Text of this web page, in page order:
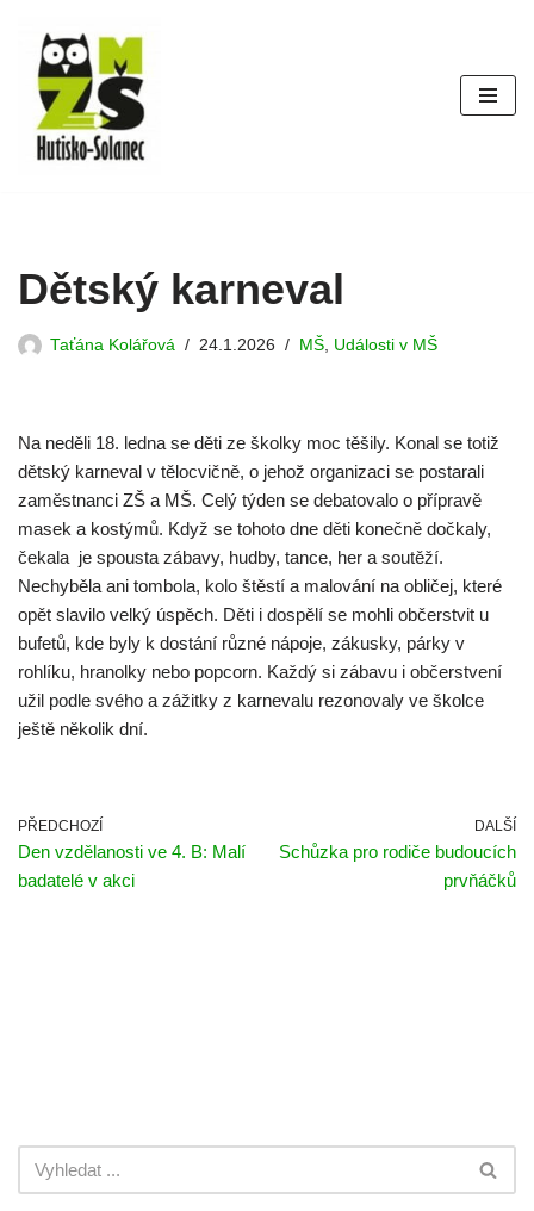
Přeskočit
na
obsah
Dětský karneval
Taťána Kolářová 24.1.2026 MŠ Události v MŠ
Na neděli 18. ledna se děti ze školky moc těšily. Konal se totiž
dětský karneval v tělocvičně, o jehož organizaci se postarali
zaměstnanci ZŠ a MŠ. Celý týden se debatovalo o přípravě
masek a kostýmů. Když se tohoto dne děti konečně dočkaly,
čekala je spousta zábavy, hudby, tance, her a soutěží.
Nechyběla ani tombola, kolo štěstí a malování na obličej, které
opět slavilo velký úspěch. Děti i dospělí se mohli občerstvit u
bufetů, kde byly k dostání různé nápoje, zákusky, párky v
rohlíku, hranolky nebo popcorn. Každý si zábavu i občerstvení
užil podle svého a zážitky z karnevalu rezonovaly ve školce
ještě několik dní.
PŘEDCHOZÍ
Den vzdělanosti ve 4. B: Malí
badatelé v akci
DALŠÍ
Schůzka pro rodiče budoucích
prvňáčků